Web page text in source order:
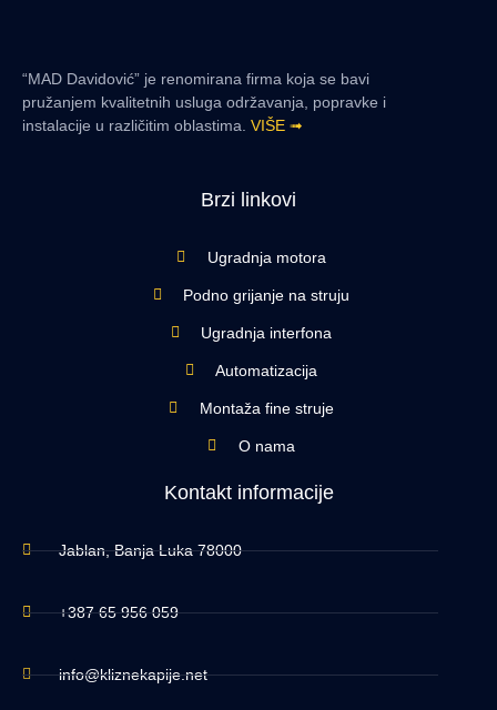
“MAD Davidović” je renomirana firma koja se bavi
pružanjem kvalitetnih usluga održavanja, popravke i
instalacije u različitim oblastima. VIŠE ➟
Brzi linkovi
Ugradnja motora
Podno grijanje na struju
Ugradnja interfona
Automatizacija
Montaža fine struje
O nama
Kontakt informacije
Jablan, Banja Luka 78000
+387 65 956 059
info@kliznekapije.net